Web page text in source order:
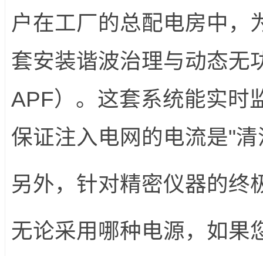
户在工厂的总配电房中，
套安装谐波治理与动态无
APF）。这套系统能实时
保证注入电网的电流是"
另外，针对精密仪器的终
无论采用哪种电源，如果